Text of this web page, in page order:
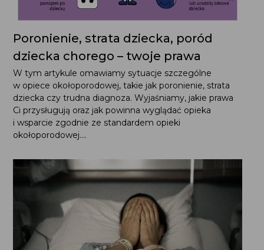
Poronienie, strata dziecka, poród
dziecka chorego – twoje prawa
W tym artykule omawiamy sytuacje szczególne
w opiece okołoporodowej, takie jak poronienie, strata
dziecka czy trudna diagnoza. Wyjaśniamy, jakie prawa
Ci przysługują oraz jak powinna wyglądać opieka
i wsparcie zgodnie ze standardem opieki
okołoporodowej....